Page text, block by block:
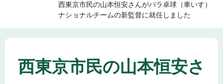
西東京市民の山本恒安さんがパラ卓球（車いす）
ナショナルチームの新監督に就任しました
西東京市民の山本恒安さ